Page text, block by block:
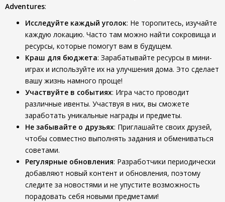
Adventures:
Исследуйте каждый уголок: Не торопитесь, изучайте
каждую локацию. Часто там можно найти сокровища и
ресурсы, которые помогут вам в будущем.
Краш для бюджета: Зарабатывайте ресурсы в мини-
играх и используйте их на улучшения дома. Это сделает
вашу жизнь намного проще!
Участвуйте в событиях: Игра часто проводит
различные ивенты. Участвуя в них, вы сможете
заработать уникальные награды и предметы.
Не забывайте о друзьях: Приглашайте своих друзей,
чтобы совместно выполнять задания и обмениваться
советами.
Регулярные обновления: Разработчики периодически
добавляют новый контент и обновления, поэтому
следите за новостями и не упустите возможность
порадовать себя новыми предметами!